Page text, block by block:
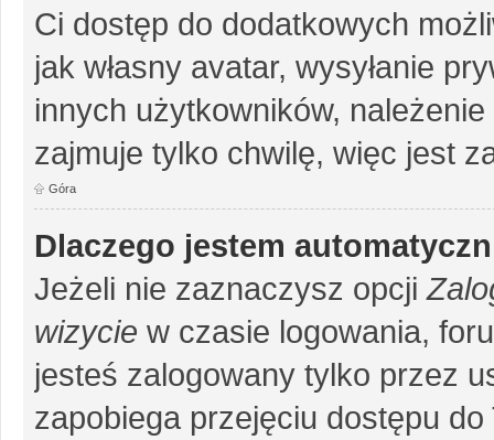
Ci dostęp do dodatkowych
jak własny avatar, wysyłanie
innych użytkowników,
zajmuje tylko chwilę, więc jest
Góra
Dlaczego jestem
Jeżeli nie zaznaczysz opcji
wizycie w czasie logowania,
jesteś zalogowany tylko przez
zapobiega przejęciu dostępu